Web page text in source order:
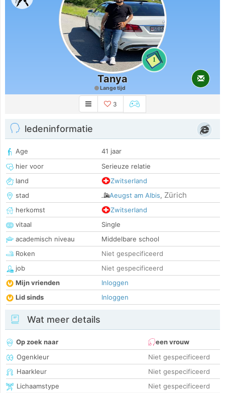
1
Tanya
Lange tijd
3
ledeninformatie
Age
41 jaar
hier voor
Serieuze relatie
land
Zwitserland
stad
Aeugst am Albis, Zürich
herkomst
Zwitserland
vitaal
Single
academisch niveau
Middelbare school
Roken
Niet gespecificeerd
job
Niet gespecificeerd
Mijn vrienden
Inloggen
Lid sinds
Inloggen
Wat meer details
Op zoek naar
een vrouw
Ogenkleur
Niet gespecificeerd
Haarkleur
Niet gespecificeerd
Lichaamstype
Niet gespecificeerd